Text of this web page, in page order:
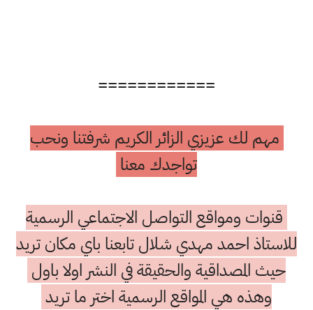
============
مهم لك عزيزي الزائر الكريم شرفتنا ونحب
تواجدك معنا
قنوات ومواقع التواصل الاجتماعي الرسمية
للاستاذ احمد مهدي شلال تابعنا باي مكان تريد
حيث المصداقية والحقيقة في النشر اولا باول
وهذه هي المواقع الرسمية اختر ما تريد